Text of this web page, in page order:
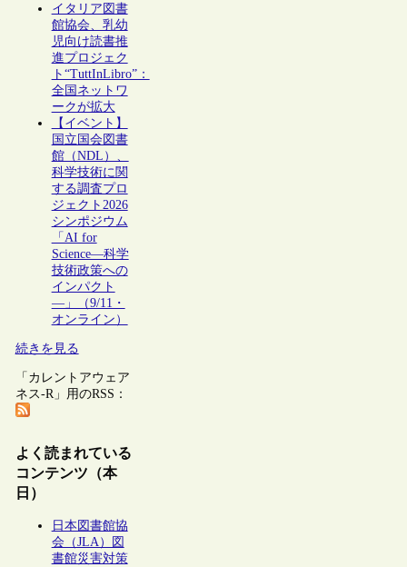
イタリア図書
館協会、乳幼
児向け読書推
進プロジェク
ト“TuttInLibro”：
全国ネットワ
ークが拡大
【イベント】
国立国会図書
館（NDL）、
科学技術に関
する調査プロ
ジェクト2026
シンポジウム
「AI for
Science―科学
技術政策への
インパクト
―」（9/11・
オンライン）
続きを見る
「カレントアウェア
ネス-R」用のRSS：
よく読まれている
コンテンツ（本
日）
日本図書館協
会（JLA）図
書館災害対策